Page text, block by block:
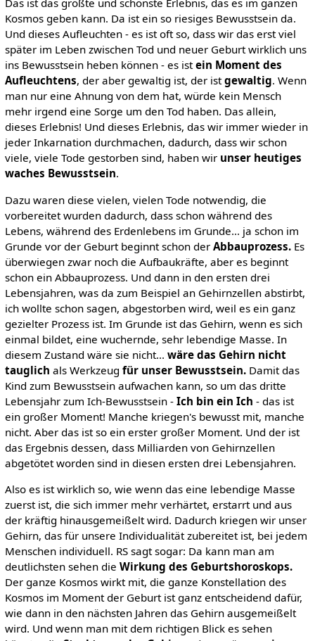
Das ist das größte und schönste Erlebnis, das es im ganzen
Kosmos geben kann. Da ist ein so riesiges Bewusstsein da.
Und dieses Aufleuchten - es ist oft so, dass wir das erst viel
später im Leben zwischen Tod und neuer Geburt wirklich uns
ins Bewusstsein heben können - es istein Moment des
Aufleuchtens, der aber gewaltig ist, der istgewaltig. Wenn
man nur eine Ahnung von dem hat, würde kein Mensch
mehr irgend eine Sorge um den Tod haben. Das allein,
dieses Erlebnis! Und dieses Erlebnis, das wir immer wieder in
jeder Inkarnation durchmachen, dadurch, dass wir schon
viele, viele Tode gestorben sind, haben wir unser heutiges
waches Bewusstsein.
Dazu waren diese vielen, vielen Tode notwendig, die
vorbereitet wurden dadurch, dass schon während des
Lebens, während des Erdenlebens im Grunde... ja schon im
Grunde vor der Geburt beginnt schon der Abbauprozess.Es
überwiegen zwar noch die Aufbaukräfte, aber es beginnt
schon ein Abbauprozess. Und dann in den ersten drei
Lebensjahren, was da zum Beispiel an Gehirnzellen abstirbt,
ich wollte schon sagen, abgestorben wird, weil es ein ganz
gezielter Prozess ist. Im Grunde ist das Gehirn, wenn es sich
einmal bildet, eine wuchernde, sehr lebendige Masse. In
diesem Zustand wäre sie nicht... wäre das Gehirn nicht
tauglich als Werkzeug für unser Bewusstsein.Damit das
Kind zum Bewusstsein aufwachen kann, so um das dritte
Lebensjahr zum Ich-Bewusstsein - Ich bin ein Ich - das ist
ein großer Moment! Manche kriegen's bewusst mit, manche
nicht. Aber das ist so ein erster großer Moment. Und der ist
das Ergebnis dessen, dass Milliarden von Gehirnzellen
abgetötet worden sind in diesen ersten drei Lebensjahren.
Also es ist wirklich so, wie wenn das eine lebendige Masse
zuerst ist, die sich immer mehr verhärtet, erstarrt und aus
der kräftig hinausgemeißelt wird. Dadurch kriegen wir unser
Gehirn, das für unsere Individualität zubereitet ist, bei jedem
Menschen individuell. RS sagt sogar: Da kann man am
deutlichsten sehen die Wirkung des Geburtshoroskops.
Der ganze Kosmos wirkt mit, die ganze Konstellation des
Kosmos im Moment der Geburt ist ganz entscheidend dafür,
wie dann in den nächsten Jahren das Gehirn ausgemeißelt
wird. Und wenn man mit dem richtigen Blick es sehen